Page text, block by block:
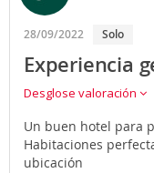
28/09/2022 Solo
Experiencia
Desglose valoración
Un buen hotel para
Habitaciones
ubicación